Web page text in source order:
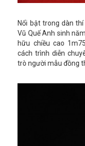
Nổi bật trong dàn
Vũ Quế Anh sinh
hữu chiều cao
cách trình diễn
trò người mẫu đồng